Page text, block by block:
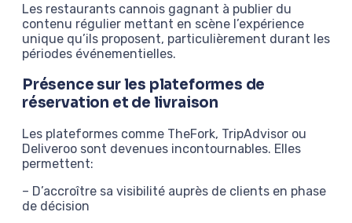
Les restaurants cannois gagnant à publier du
contenu régulier mettant en scène l’expérience
unique qu’ils proposent, particulièrement durant les
périodes événementielles.
Présence sur les plateformes de
réservation et de livraison
Les plateformes comme TheFork, TripAdvisor ou
Deliveroo sont devenues incontournables. Elles
permettent:
– D’accroître sa visibilité auprès de clients en phase
de décision